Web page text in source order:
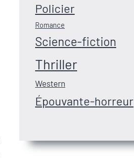
Policier
Romance
Science-fiction
Thriller
Western
Épouvante-horreur